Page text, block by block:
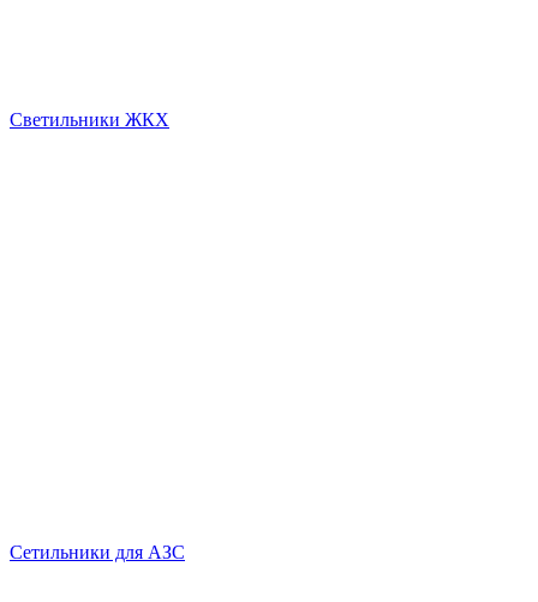
Светильники ЖКХ
Сетильники для АЗС